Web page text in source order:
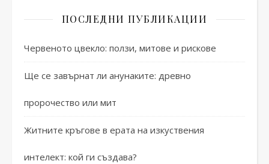
ПОСЛЕДНИ ПУБЛИКАЦИИ
Червеното цвекло: ползи, митове и рискове
Ще се завърнат ли анунаките: древно
пророчество или мит
Житните кръгове в ерата на изкуствения
интелект: кой ги създава?